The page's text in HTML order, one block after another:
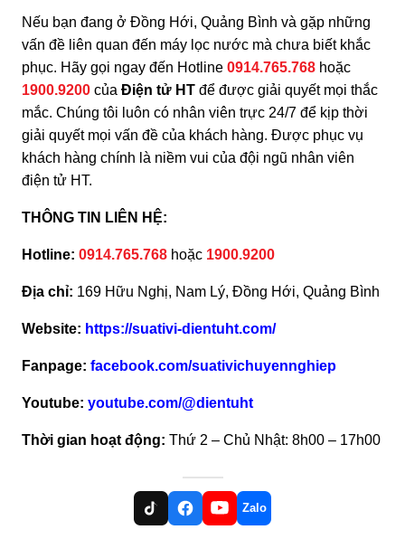
Nếu bạn đang ở Đồng Hới, Quảng Bình và gặp những
vấn đề liên quan đến máy lọc nước mà chưa biết khắc
phục. Hãy gọi ngay đến Hotline 0914.765.768 hoặc
1900.9200 của Điện tử HT để được giải quyết mọi thắc
mắc. Chúng tôi luôn có nhân viên trực 24/7 để kịp thời
giải quyết mọi vấn đề của khách hàng. Được phục vụ
khách hàng chính là niềm vui của đội ngũ nhân viên
điện tử HT.
THÔNG TIN LIÊN HỆ:
Hotline: 0914.765.768 hoặc 1900.9200
Địa chỉ: 169 Hữu Nghị, Nam Lý, Đồng Hới, Quảng Bình
Website: https://suativi-dientuht.com/
Fanpage: facebook.com/suativichuyennghiep
Youtube: youtube.com/@dientuht
Thời gian hoạt động: Thứ 2 – Chủ Nhật: 8h00 – 17h00
Zalo